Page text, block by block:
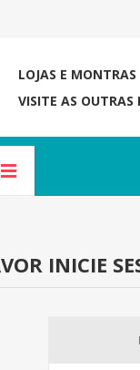
LOJAS E MONTRAS
VISITE AS OUTRAS
INICIE